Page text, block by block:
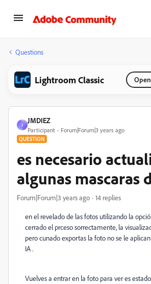
Questions
Lightroom Classic
J
JMDIEZ
Participant Forum|Forum|3 years ago
QUESTION
es necesario
algunas mascaras
Forum|Forum|3 years ago 14 replies
en el revelado de las fotos utilizando la
cerrado el prceso sorrectamente, la
pero cunado exportas la foto no se le
IA .
Vuelves a entrar en la foto para ver es